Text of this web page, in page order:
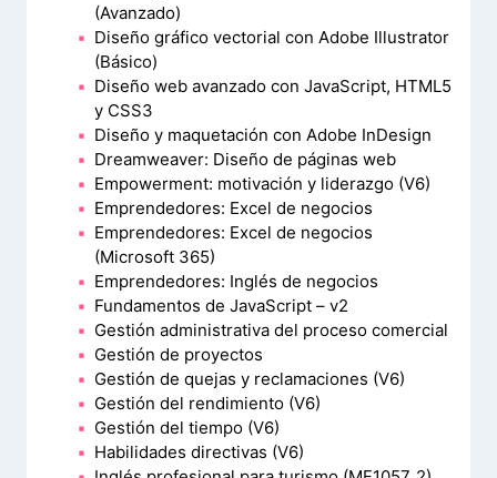
(Avanzado)
Diseño gráfico vectorial con Adobe Illustrator
(Básico)
Diseño web avanzado con JavaScript, HTML5
y CSS3
Diseño y maquetación con Adobe InDesign
Dreamweaver: Diseño de páginas web
Empowerment: motivación y liderazgo (V6)
Emprendedores: Excel de negocios
Emprendedores: Excel de negocios
(Microsoft 365)
Emprendedores: Inglés de negocios
Fundamentos de JavaScript – v2
Gestión administrativa del proceso comercial
Gestión de proyectos
Gestión de quejas y reclamaciones (V6)
Gestión del rendimiento (V6)
Gestión del tiempo (V6)
Habilidades directivas (V6)